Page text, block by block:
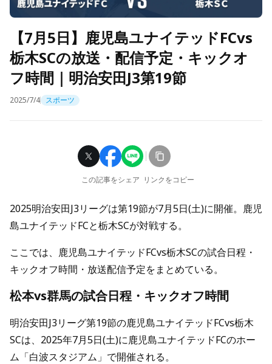
【7月5日】鹿児島ユナイテッドFCvs
栃木SCの放送・配信予定・キックオ
フ時間｜明治安田J3第19節
2025/7/4 スポーツ
この記事をシェア リンクをコピー
2025明治安田J3リーグは第19節が7月5日(土)に開催。鹿児
島ユナイテッドFCと栃木SCが対戦する。
ここでは、鹿児島ユナイテッドFCvs栃木SCの試合日程・
キックオフ時間・放送配信予定をまとめている。
松本vs群馬の試合日程・キックオフ時間
明治安田J3リーグ第19節の鹿児島ユナイテッドFCvs栃木
SCは、2025年7月5日(土)に鹿児島ユナイテッドFCのホー
ム「白波スタジアム」で開催される。